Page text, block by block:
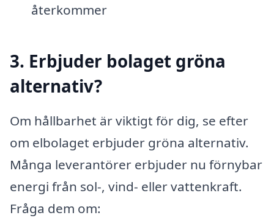
återkommer
3. Erbjuder bolaget gröna
alternativ?
Om hållbarhet är viktigt för dig, se efter
om elbolaget erbjuder gröna alternativ.
Många leverantörer erbjuder nu förnybar
energi från sol-, vind- eller vattenkraft.
Fråga dem om: